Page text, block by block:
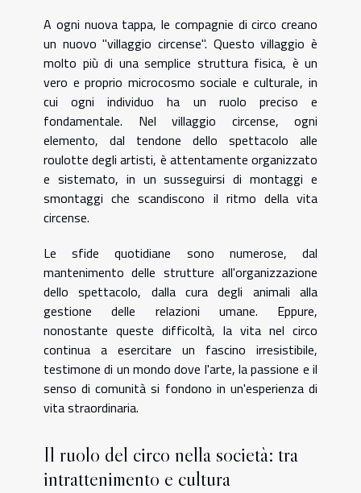
A ogni nuova tappa, le compagnie di circo creano
un nuovo "villaggio circense". Questo villaggio è
molto più di una semplice struttura fisica, è un
vero e proprio microcosmo sociale e culturale, in
cui ogni individuo ha un ruolo preciso e
fondamentale. Nel villaggio circense, ogni
elemento, dal tendone dello spettacolo alle
roulotte degli artisti, è attentamente organizzato
e sistemato, in un susseguirsi di montaggi e
smontaggi che scandiscono il ritmo della vita
circense.
Le sfide quotidiane sono numerose, dal
mantenimento delle strutture all'organizzazione
dello spettacolo, dalla cura degli animali alla
gestione delle relazioni umane. Eppure,
nonostante queste difficoltà, la vita nel circo
continua a esercitare un fascino irresistibile,
testimone di un mondo dove l'arte, la passione e il
senso di comunità si fondono in un'esperienza di
vita straordinaria.
Il ruolo del circo nella società: tra
intrattenimento e cultura